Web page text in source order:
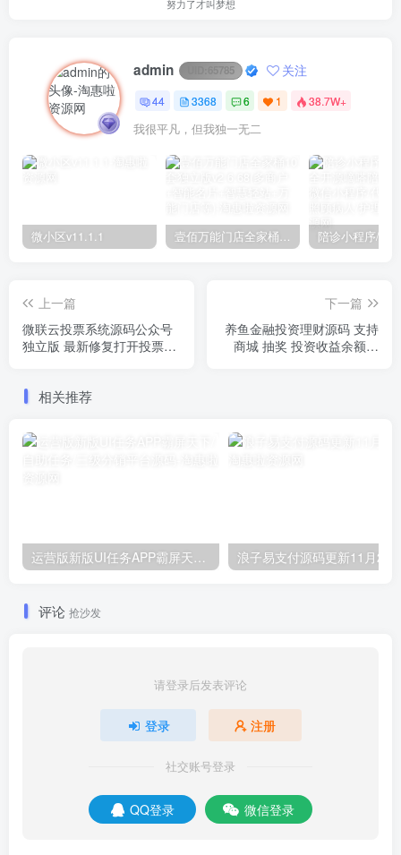
努力了才叫梦想
admin 65785 关注
44 3368 6 1 38.7W+
我很平凡，但我独一无二
微小区v11.1.1 壹佰万能门店全家桶10套独立版v2.6.68(​多商户+智能名片+智慧轻站+万能门店等)
上一篇
微联云投票系统源码公众号
独立版 最新修复打开投票页
下一篇
养鱼金融投资理财源码 支持
商城 抽奖 投资收益余额宝
相关推荐
运营版新版UI任务APP霸屏天下/自助任务/三级分销平台源码 浪子易支付源码更新11月29
评论 抢沙发
请登录后发表评论
登录 注册
社交账号登录
QQ登录 微信登录